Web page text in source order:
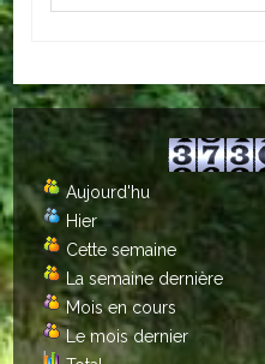
Capitale du chrysanthème
Industries
Transports
Commerces
Hotels/Restaurants
Garages
Aujourd'hu
Hier
Cette semaine
La semaine dernière
Mois en cours
Le mois dernier